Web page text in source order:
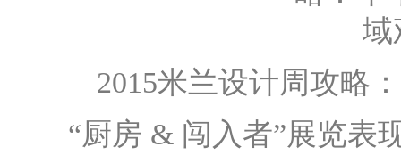
2015米兰设计周攻略
“厨房 & 闯入者”展览表现